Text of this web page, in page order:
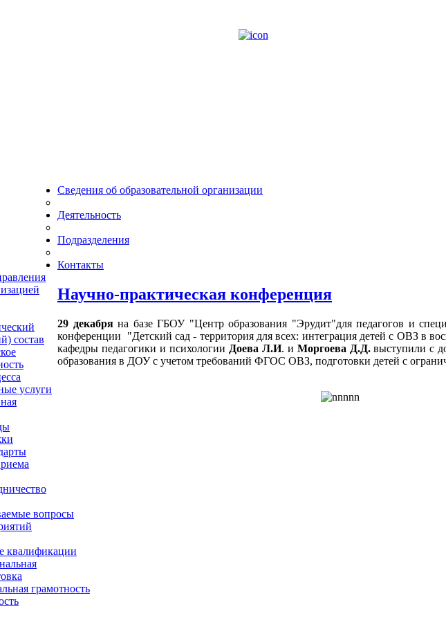
Сведения об образовательной организации
состав
услуги
вопросы
Деятельность
квалификации
грамотность
Подразделения
Контакты
Научно-практическая конференция
29 декабряна базе ГБОУ "Центр образования "Эрудит"для педагогов и
конференции "Детский сад - территория для всех: интеграция детей с ОВЗ в
кафедры педагогики и психологии Доева Л.И. и Моргоева Д.Д.выступили с
образования в ДОУ с учетом требований ФГОС ОВЗ, подготовки детей с